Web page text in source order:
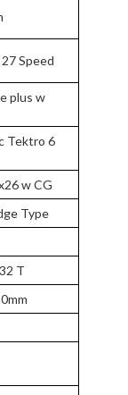
Speed
plus w
Tektro 6
w CG
Type
T